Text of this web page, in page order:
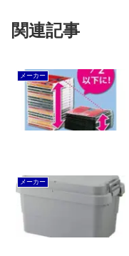
関連記事
メーカー
メーカー